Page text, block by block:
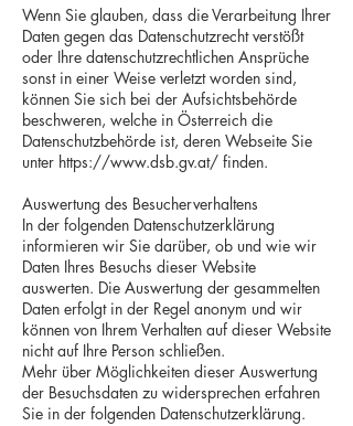
Wenn Sie glauben, dass die Verarbeitung Ihrer
Daten gegen das Datenschutzrecht verstößt
oder Ihre datenschutzrechtlichen Ansprüche
sonst in einer Weise verletzt worden sind,
können Sie sich bei der Aufsichtsbehörde
beschweren, welche in Österreich die
Datenschutzbehörde ist, deren Webseite Sie
unter https://www.dsb.gv.at/ finden.
Auswertung des Besucherverhaltens
In der folgenden Datenschutzerklärung
informieren wir Sie darüber, ob und wie wir
Daten Ihres Besuchs dieser Website
auswerten. Die Auswertung der gesammelten
Daten erfolgt in der Regel anonym und wir
können von Ihrem Verhalten auf dieser Website
nicht auf Ihre Person schließen.
Mehr über Möglichkeiten dieser Auswertung
der Besuchsdaten zu widersprechen erfahren
Sie in der folgenden Datenschutzerklärung.